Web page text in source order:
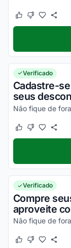
Este cupom
Este cupom
Verificado
Cadastre-
seus
Este cupom
Este cupom
Verificado
Compre
aproveite
Este cupom
Este cupom